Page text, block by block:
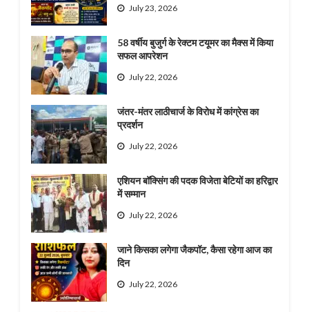
July 23, 2026
58 वर्षीय बुजुर्ग के रेक्टम टयूमर का मैक्स में किया
सफल आपरेशन
July 22, 2026
जंतर-मंतर लाठीचार्ज के विरोध में कांग्रेस का
प्रदर्शन
July 22, 2026
एशियन बॉक्सिंग की पदक विजेता बेटियों का हरिद्वार
में सम्मान
July 22, 2026
जाने किसका लगेगा जैकपॉट, कैसा रहेगा आज का
दिन
July 22, 2026